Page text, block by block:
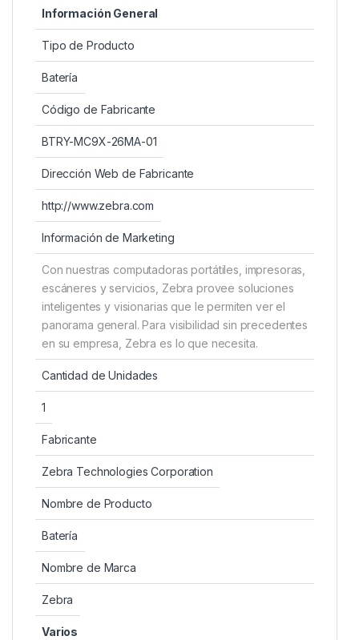
Información General
Tipo de Producto
Batería
Código de Fabricante
BTRY-MC9X-26MA-01
Dirección Web de Fabricante
http://www.zebra.com
Información de Marketing
Con nuestras computadoras portátiles, impresoras,
escáneres y servicios, Zebra provee soluciones
inteligentes y visionarias que le permiten ver el
panorama general. Para visibilidad sin precedentes
en su empresa, Zebra es lo que necesita.
Cantidad de Unidades
1
Fabricante
Zebra Technologies Corporation
Nombre de Producto
Batería
Nombre de Marca
Zebra
Varios